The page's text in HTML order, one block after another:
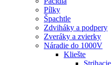
Pílky
Špachtle
Zdviháky a podpery
Zveráky a zvierky
Náradie do 1000V
Kliešte
Strihacie